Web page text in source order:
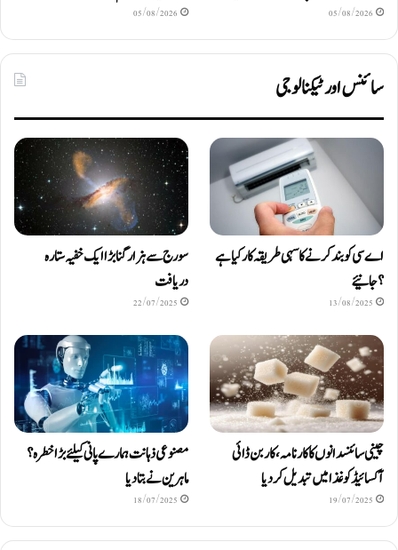
05/08/2026
05/08/2026
سائنس اور ٹیکنالوجی
اے سی کو بند کرنے کا سہی طریقہ کار کیا ہے
؟ جانیئے
13/08/2025
سورج سے ہزار گنا بڑا ایک خفیہ ستارہ
دریافت
22/07/2025
چینی سائنسدانوں کا کارنامہ، کاربن ڈائی
آکسائیڈ کو غذا میں تبدیل کردیا
19/07/2025
مصنوعی ذہانت ہمارے پانی کیلئے بڑا خطرہ؟
ماہرین نے بتا دیا
18/07/2025